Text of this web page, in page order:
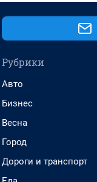
Рубрики
Авто
Бизнес
Весна
Город
Дороги и транспорт